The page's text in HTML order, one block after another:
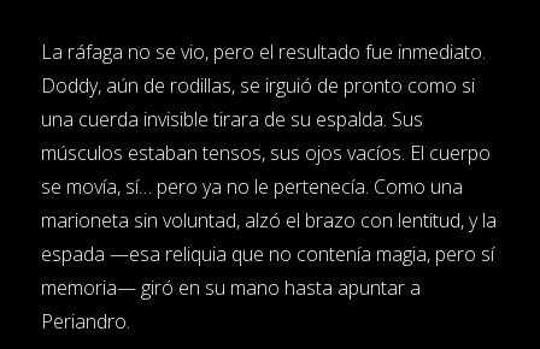
La ráfaga no se vio, pero el resultado fue inmediato.
Doddy, aún de rodillas, se irguió de pronto como si
una cuerda invisible tirara de su espalda. Sus
músculos estaban tensos, sus ojos vacíos. El cuerpo
se movía, sí… pero ya no le pertenecía. Como una
marioneta sin voluntad, alzó el brazo con lentitud, y la
espada —esa reliquia que no contenía magia, pero sí
memoria— giró en su mano hasta apuntar a
Periandro.